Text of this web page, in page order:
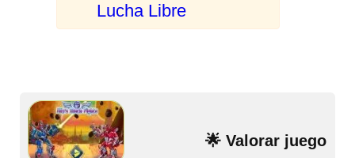
Lucha Libre
🌟 Valorar juego